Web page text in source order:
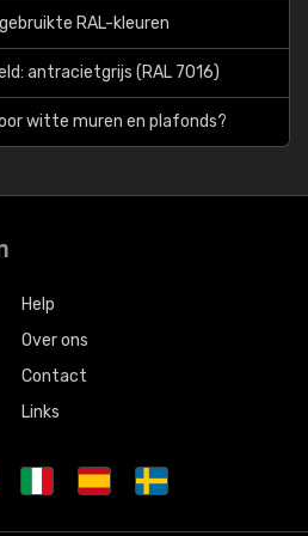
RAL-kleuren
antracietgrijs (RAL 7016)
witte muren en plafonds?
Help
Over ons
Contact
Links